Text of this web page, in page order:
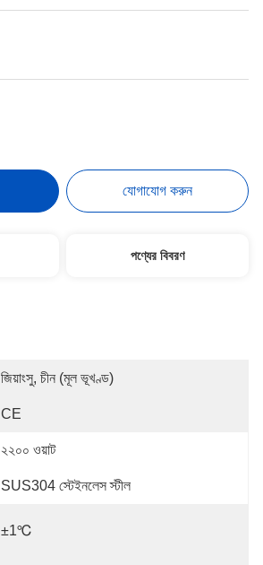
যোগাযোগ করুন
পণ্যের বিবরণ
জিয়াংসু, চীন (মূল ভূখণ্ড)
CE
২২০০ ওয়াট
SUS304 স্টেইনলেস স্টীল
±1℃